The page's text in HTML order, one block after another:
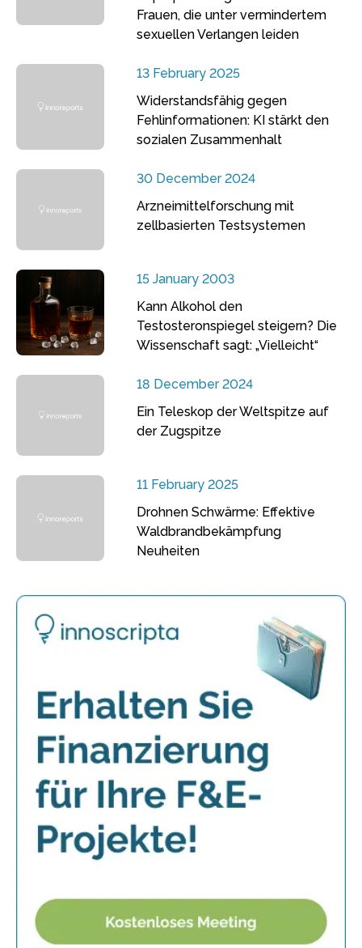
Frauen, die unter vermindertem
sexuellen Verlangen leiden
13 February 2025
Widerstandsfähig gegen
Fehlinformationen: KI stärkt den
sozialen Zusammenhalt
30 December 2024
Arzneimittelforschung mit
zellbasierten Testsystemen
15 January 2003
Kann Alkohol den
Testosteronspiegel steigern? Die
Wissenschaft sagt: „Vielleicht“
18 December 2024
Ein Teleskop der Weltspitze auf
der Zugspitze
11 February 2025
Drohnen Schwärme: Effektive
Waldbrandbekämpfung
Neuheiten